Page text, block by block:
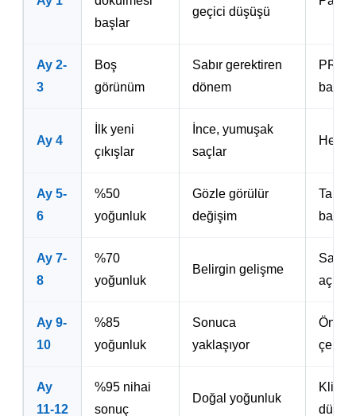
başlar
geçici düşüşü
Ay 2-
3
Boş
görünüm
Sabır gerektiren
dönem
PRP
Ay 4
İlk yeni
çıkışlar
İnce, yumuşak
saçlar
Ay 5-
6
%50
yoğunluk
Gözle görülür
değişim
Tarz
Ay 7-
8
%70
yoğunluk
Belirgin gelişme
Saç
açılır
Ay 9-
10
%85
yoğunluk
Sonuca
yaklaşıyor
Önce-
çekimi
Ay
11-12
%95 nihai
sonuç
Doğal yoğunluk
Klinik